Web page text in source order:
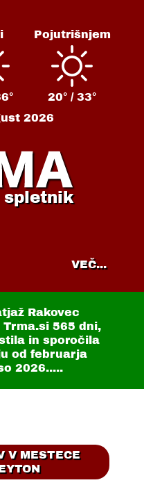
Pojutrišnjem
20° / 33°
2026
spletnik
VEČ...
Rakovec
Trma.si 565 dni,
in sporočila
od februarja
2026.....
V MESTECE